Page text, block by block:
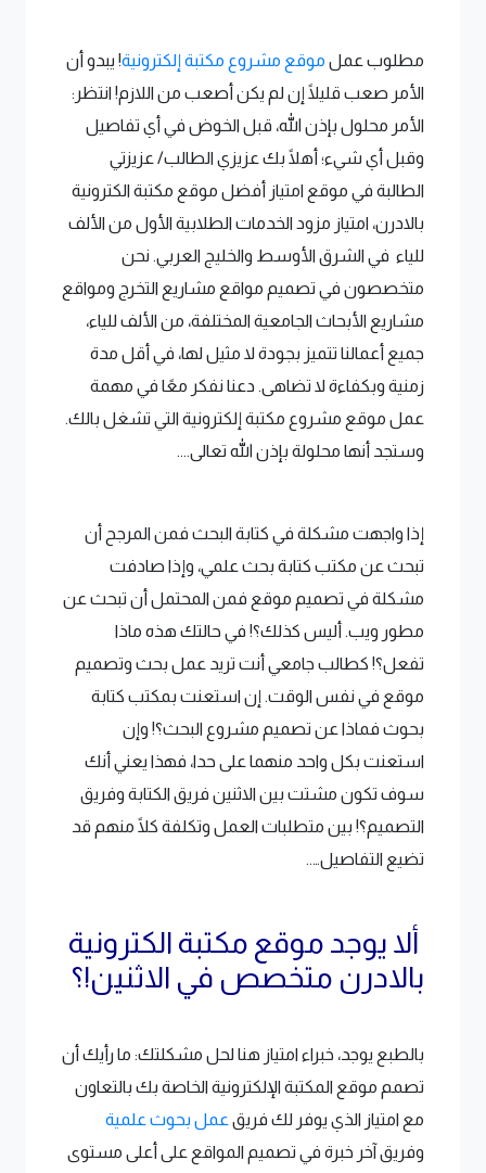
مطلوب عمل موقع مشروع مكتبة إلكترونية! يبدو أن
الأمر صعب قليلًا إن لم يكن أصعب من اللازم! انتظر:
الأمر محلول بإذن الله، قبل الخوض في أي تفاصيل
وقبل أي شيء؛ أهلًا بك عزيزي الطالب/ عزيزتي
الطالبة في موقع امتياز أفضل موقع مكتبة الكترونية
بالادرن، امتياز مزود الخدمات الطلابية الأول من الألف
للياء في الشرق الأوسط والخليج العربي. نحن
متخصصون في تصميم مواقع مشاريع التخرج ومواقع
مشاريع الأبحاث الجامعية المختلفة، من الألف للياء،
جميع أعمالنا تتميز بجودة لا مثيل لها، في أقل مدة
زمنية وبكفاءة لا تضاهى. دعنا نفكر معًا في مهمة
عمل موقع مشروع مكتبة إلكترونية التي تشغل بالك.
وستجد أنها محلولة بإذن الله تعالى....
إذا واجهت مشكلة في كتابة البحث فمن المرجح أن
تبحث عن مكتب كتابة بحث علمي، وإذا صادفت
مشكلة في تصميم موقع فمن المحتمل أن تبحث عن
مطور ويب. أليس كذلك؟! في حالتك هذه ماذا
تفعل؟! كطالب جامعي أنت تريد عمل بحث وتصميم
موقع في نفس الوقت. إن استعنت بمكتب كتابة
بحوث فماذا عن تصميم مشروع البحث؟! وإن
استعنت بكل واحد منهما على حدا، فهذا يعني أنك
سوف تكون مشتت بين الاثنين فريق الكتابة وفريق
التصميم؟! بين متطلبات العمل وتكلفة كلًا منهم قد
تضيع التفاصيل…..
ألا يوجد موقع مكتبة الكترونية
بالادرن متخصص في الاثنين!؟
بالطبع يوجد، خبراء امتياز هنا لحل مشكلتك: ما رأيك أن
تصمم موقع المكتبة الإلكترونية الخاصة بك بالتعاون
مع امتياز الذي يوفر لك فريق عمل بحوث علمية
وفريق آخر خبرة في تصميم المواقع على أعلى مستوى